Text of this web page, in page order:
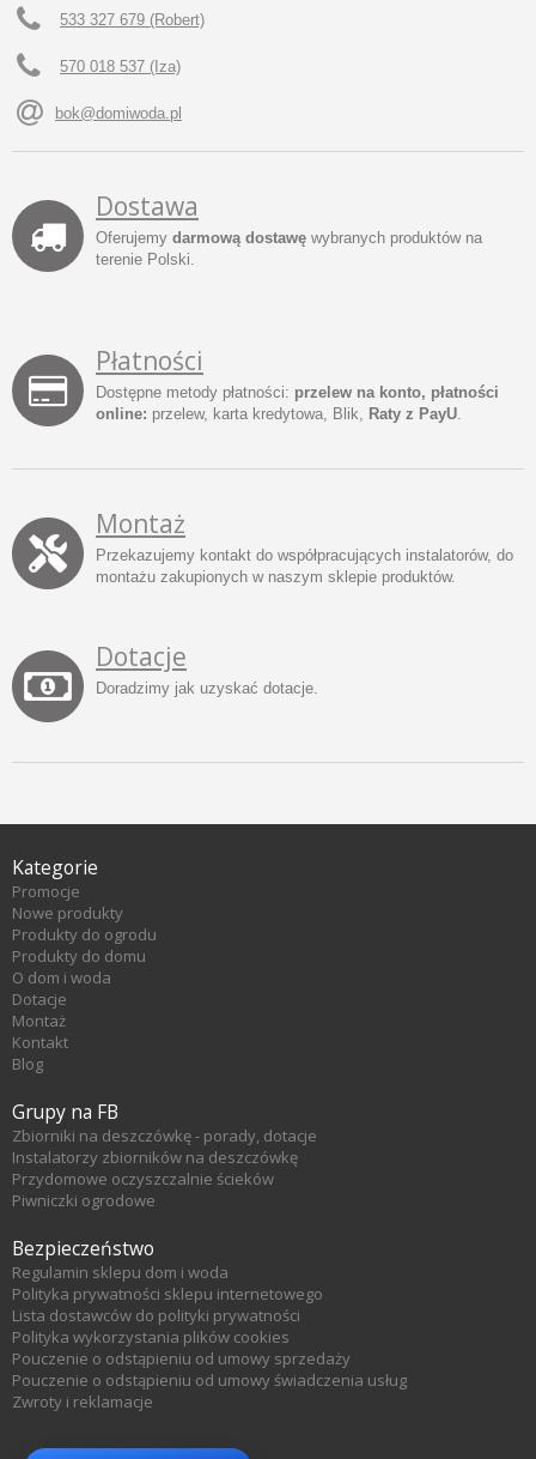
533 327 679 (Robert)
570 018 537 (Iza)
bok@domiwoda.pl
Dostawa
Oferujemy darmową dostawę wybranych produktów na
terenie Polski.
Płatności
Dostępne metody płatności: przelew na konto, płatności
online: przelew, karta kredytowa, Blik, Raty z PayU
Montaż
Przekazujemy kontakt do współpracujących instalatorów, do
montażu zakupionych w naszym sklepie produktów.
Dotacje
Doradzimy jak uzyskać dotacje.
Kategorie
Promocje
Nowe produkty
Produkty do ogrodu
Produkty do domu
O dom i woda
Dotacje
Montaż
Kontakt
Blog
Grupy na FB
Zbiorniki na deszczówkę - porady, dotacje
Instalatorzy zbiorników na deszczówkę
Przydomowe oczyszczalnie ścieków
Piwniczki ogrodowe
Bezpieczeństwo
Regulamin sklepu dom i woda
Polityka prywatności sklepu internetowego
Lista dostawców do polityki prywatności
Polityka wykorzystania plików cookies
Pouczenie o odstąpieniu od umowy sprzedaży
Pouczenie o odstąpieniu od umowy świadczenia usług
Zwroty i reklamacje